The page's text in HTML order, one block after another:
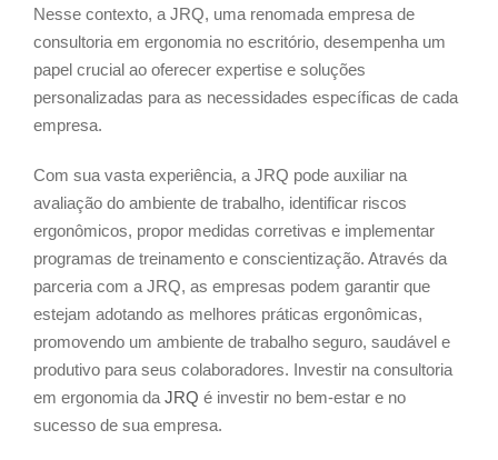
Nesse contexto, a JRQ, uma renomada empresa de
consultoria em ergonomia no escritório, desempenha um
papel crucial ao oferecer expertise e soluções
personalizadas para as necessidades específicas de cada
empresa.
Com sua vasta experiência, a JRQ pode auxiliar na
avaliação do ambiente de trabalho, identificar riscos
ergonômicos, propor medidas corretivas e implementar
programas de treinamento e conscientização. Através da
parceria com a JRQ, as empresas podem garantir que
estejam adotando as melhores práticas ergonômicas,
promovendo um ambiente de trabalho seguro, saudável e
produtivo para seus colaboradores. Investir na consultoria
em ergonomia da JRQ é investir no bem-estar e no
sucesso de sua empresa.